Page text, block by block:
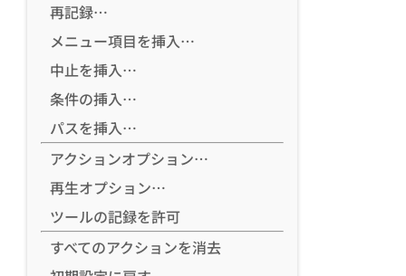
再記録…
メニュー項目を挿入…
中止を挿入…
条件の挿入…
パスを挿入…
アクションオプション…
再生オプション…
ツールの記録を許可
すべてのアクションを消去